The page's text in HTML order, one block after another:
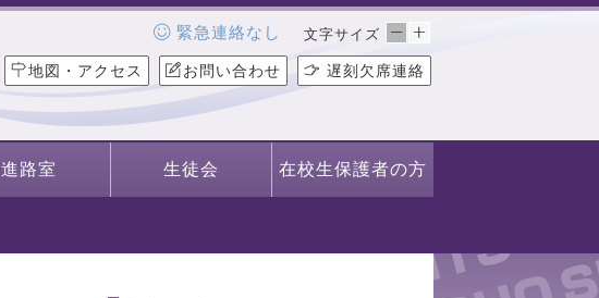
文字サイズ
地図・アクセス お問い合わせ 遅刻欠席連絡
緊急連絡なし
進路室 生徒会 在校生保護者の方